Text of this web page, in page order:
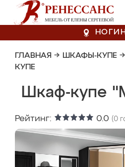
ГЛАВНАЯ → ШКАФЫ-КУПЕ →
КУПЕ
Шкаф-купе
Рейтинг: 0.0 (0